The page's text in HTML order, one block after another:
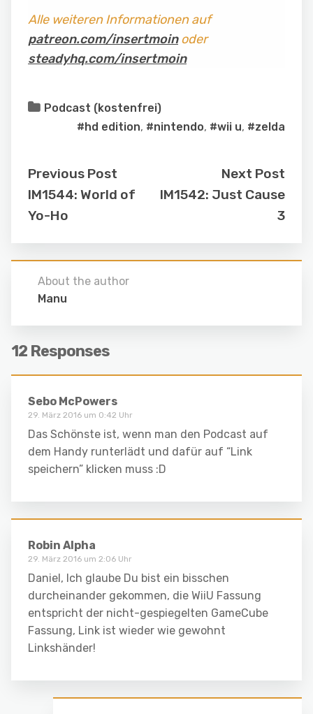
Alle weiteren Informationen auf
patreon.com/insertmoinoder
steadyhq.com/insertmoin
Podcast (kostenfrei)
#hd edition, #nintendo, #wii u, #zelda
Previous Post
IM1544: World of
Yo-Ho
Next Post
IM1542: Just Cause
3
About the author
Manu
12 Responses
Sebo McPowers
29. März 2016 um 0:42 Uhr
Das Schönste ist, wenn man den Podcast auf
dem Handy runterlädt und dafür auf “Link
speichern” klicken muss :D
Robin Alpha
29. März 2016 um 2:06 Uhr
Daniel, Ich glaube Du bist ein bisschen
durcheinander gekommen, die WiiU Fassung
entspricht der nicht-gespiegelten GameCube
Fassung, Link ist wieder wie gewohnt
Linkshänder!